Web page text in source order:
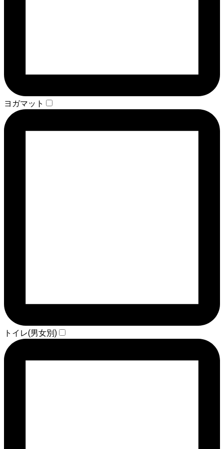
ヨガマット
トイレ(男女別)